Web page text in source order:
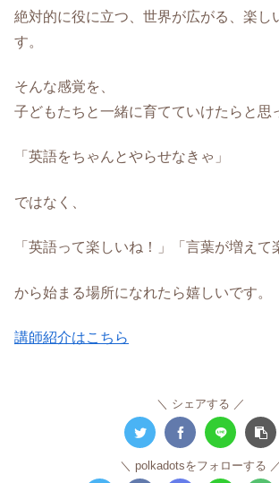
絶対的に役に立つ、世界が広がる、楽し
す。
そんな感覚を、
子どもたちと一緒に育てていけたらと思
「英語をちゃんとやらせなきゃ」
ではなく、
「英語って楽しいね！」「言葉が増えて
から始まる場所になれたら嬉しいです。
講師紹介はこちら
シェアする
polkadotsをフォローする